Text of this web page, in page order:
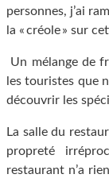
personnes, j’ai
la « créole » sur
Un mélange de
les touristes que
découvrir les
La salle du
propreté
restaurant n’a